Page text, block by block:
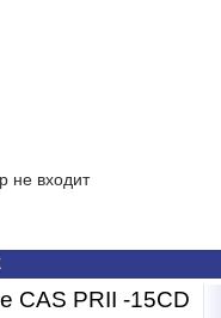
не входит
CAS PRII -15CD